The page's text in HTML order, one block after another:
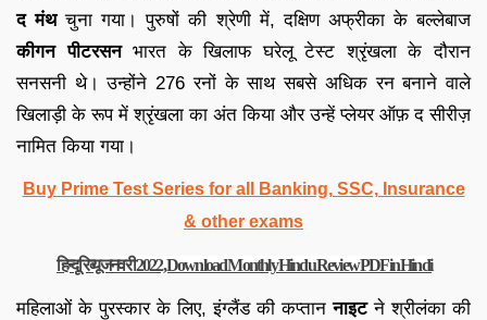
द मंथचुना गया। पुरुषों की श्रेणी में, दक्षिण अफ्रीका के बल्लेबाज
कीगन पीटरसनभारत के खिलाफ घरेलू टेस्ट श्रृंखला के दौरान
सनसनी थे। उन्होंने 276 रनों के साथ सबसे अधिक रन बनाने वाले
खिलाड़ी के रूप में श्रृंखला का अंत किया और उन्हें प्लेयर ऑफ़ द सीरीज़
नामित किया गया।
Buy Prime Test Series for all Banking, SSC, Insurance
& other exams
हिन्दू रिव्यू जनवरी 2022, Download Monthly Hindu Review PDF in Hindi
महिलाओं के पुरस्कार के लिए, इंग्लैंड की कप्ताननाइटने श्रीलंका की